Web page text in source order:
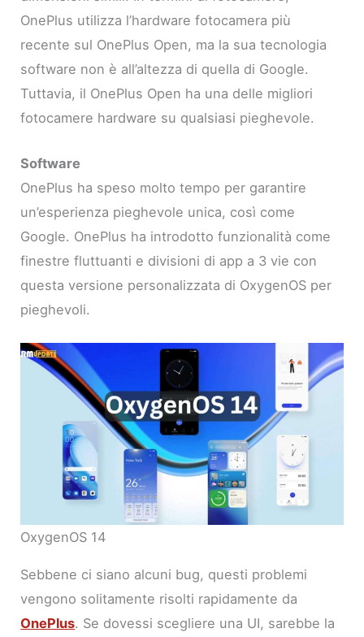
OnePlus utilizza l’hardware fotocamera più
recente sul OnePlus Open, ma la sua tecnologia
software non è all’altezza di quella di Google.
Tuttavia, il OnePlus Open ha una delle migliori
fotocamere hardware su qualsiasi pieghevole.
Software
OnePlus ha speso molto tempo per garantire
un’esperienza pieghevole unica, così come
Google. OnePlus ha introdotto funzionalità come
finestre fluttuanti e divisioni di app a 3 vie con
questa versione personalizzata di OxygenOS per
pieghevoli.
OxygenOS 14
Sebbene ci siano alcuni bug, questi problemi
vengono solitamente risolti rapidamente da
OnePlus. Se dovessi scegliere una UI, sarebbe la